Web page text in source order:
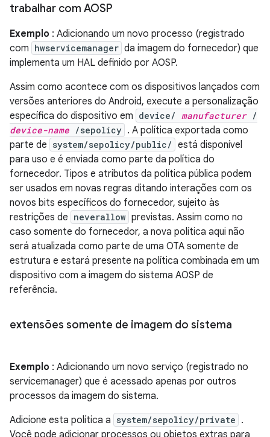
trabalhar com AOSP
Exemplo : Adicionando um novo processo (registrado
com hwservicemanager da imagem do fornecedor) que
implementa um HAL definido por AOSP.
Assim como acontece com os dispositivos lançados com
versões anteriores do Android, execute a personalização
específica do dispositivo em device/ manufacturer/
device-name /sepolicy . A política exportada como
parte de system/sepolicy/public/ está disponível
para uso e é enviada como parte da política do
fornecedor. Tipos e atributos da política pública podem
ser usados ​​em novas regras ditando interações com os
novos bits específicos do fornecedor, sujeito às
restrições de neverallow previstas. Assim como no
caso somente do fornecedor, a nova política aqui não
será atualizada como parte de uma OTA somente de
estrutura e estará presente na política combinada em um
dispositivo com a imagem do sistema AOSP de
referência.
extensões somente de imagem do sistema
Exemplo : Adicionando um novo serviço (registrado no
servicemanager) que é acessado apenas por outros
processos da imagem do sistema.
Adicione esta política a system/sepolicy/private .
Você pode adicionar processos ou objetos extras para